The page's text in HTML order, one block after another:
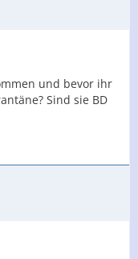
und bevor ihr
Sind sie BD